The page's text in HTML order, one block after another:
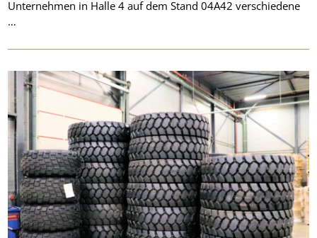
Unternehmen in Halle 4 auf dem Stand 04A42 verschiedene
…